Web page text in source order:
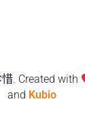
. Created with
and Kubio